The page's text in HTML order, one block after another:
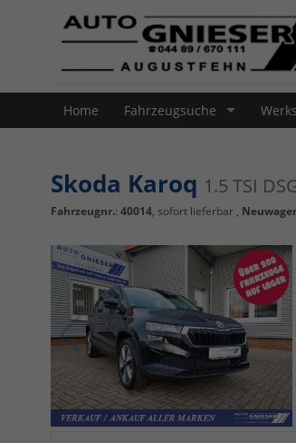
Home Fahrzeugsuche
Skoda Karoq 1.5 TSI
Fahrzeugnr.: 40014, sofort lieferbar ,